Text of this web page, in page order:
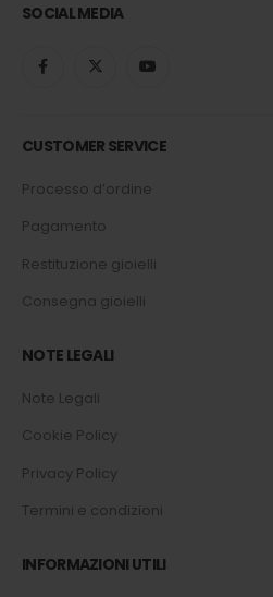
SOCIAL MEDIA
CUSTOMER SERVICE
Processo d’ordine
Pagamento
Restituzione gioielli
Consegna gioielli
NOTE LEGALI
Note Legali
Cookie Policy
Privacy Policy
Termini e condizioni
INFORMAZIONI UTILI